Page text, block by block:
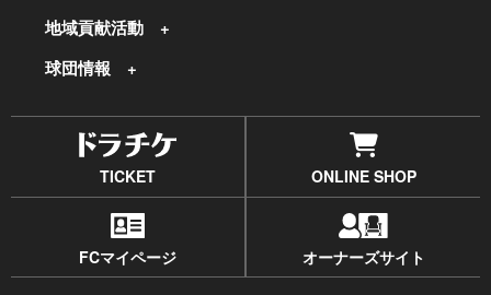
地域貢献活動
球団情報
TICKET ONLINE SHOP
FCマイページ オーナーズサイト